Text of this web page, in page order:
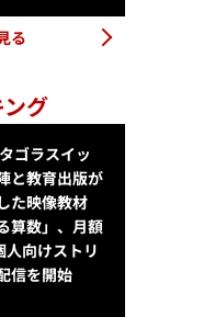
る
グ
ゴラスイッ
と教育出版が
た映像教材
算数」、月額
人向けストリ
信を開始